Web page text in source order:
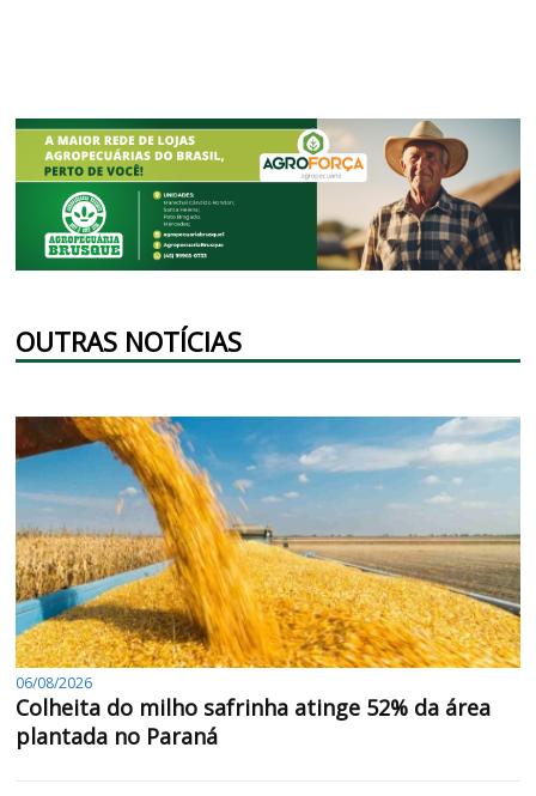
OUTRAS NOTÍCIAS
06/08/2026
Colheita do milho safrinha atinge 52% da área
plantada no Paraná